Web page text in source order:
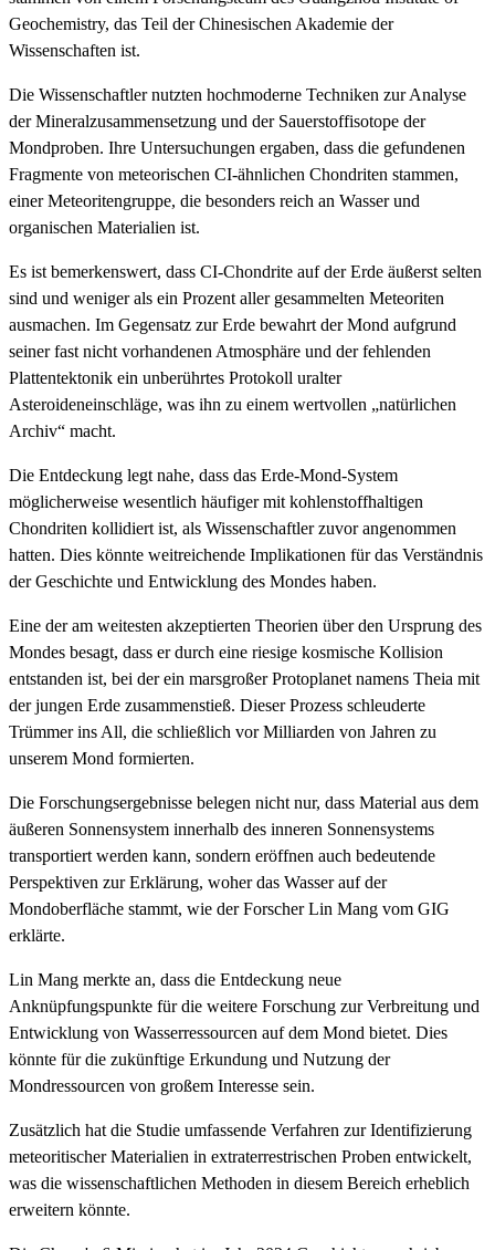
Geochemistry, das Teil der Chinesischen Akademie der
Wissenschaften ist.
Die Wissenschaftler nutzten hochmoderne Techniken zur Analyse
der Mineralzusammensetzung und der Sauerstoffisotope der
Mondproben. Ihre Untersuchungen ergaben, dass die gefundenen
Fragmente von meteorischen CI-ähnlichen Chondriten stammen,
einer Meteoritengruppe, die besonders reich an Wasser und
organischen Materialien ist.
Es ist bemerkenswert, dass CI-Chondrite auf der Erde äußerst selten
sind und weniger als ein Prozent aller gesammelten Meteoriten
ausmachen. Im Gegensatz zur Erde bewahrt der Mond aufgrund
seiner fast nicht vorhandenen Atmosphäre und der fehlenden
Plattentektonik ein unberührtes Protokoll uralter
Asteroideneinschläge, was ihn zu einem wertvollen „natürlichen
Archiv“ macht.
Die Entdeckung legt nahe, dass das Erde-Mond-System
möglicherweise wesentlich häufiger mit kohlenstoffhaltigen
Chondriten kollidiert ist, als Wissenschaftler zuvor angenommen
hatten. Dies könnte weitreichende Implikationen für das Verständnis
der Geschichte und Entwicklung des Mondes haben.
Eine der am weitesten akzeptierten Theorien über den Ursprung des
Mondes besagt, dass er durch eine riesige kosmische Kollision
entstanden ist, bei der ein marsgroßer Protoplanet namens Theia mit
der jungen Erde zusammenstieß. Dieser Prozess schleuderte
Trümmer ins All, die schließlich vor Milliarden von Jahren zu
unserem Mond formierten.
Die Forschungsergebnisse belegen nicht nur, dass Material aus dem
äußeren Sonnensystem innerhalb des inneren Sonnensystems
transportiert werden kann, sondern eröffnen auch bedeutende
Perspektiven zur Erklärung, woher das Wasser auf der
Mondoberfläche stammt, wie der Forscher Lin Mang vom GIG
erklärte.
Lin Mang merkte an, dass die Entdeckung neue
Anknüpfungspunkte für die weitere Forschung zur Verbreitung und
Entwicklung von Wasserressourcen auf dem Mond bietet. Dies
könnte für die zukünftige Erkundung und Nutzung der
Mondressourcen von großem Interesse sein.
Zusätzlich hat die Studie umfassende Verfahren zur Identifizierung
meteoritischer Materialien in extraterrestrischen Proben entwickelt,
was die wissenschaftlichen Methoden in diesem Bereich erheblich
erweitern könnte.